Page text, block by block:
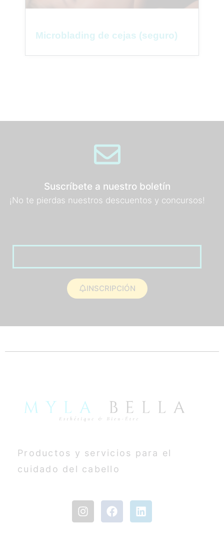
Microblading de cejas (seguro)
Suscríbete a nuestro boletín
¡No te pierdas nuestros descuentos y concursos!
INSCRIPCIÓN
Productos y servicios para el
cuidado del cabello